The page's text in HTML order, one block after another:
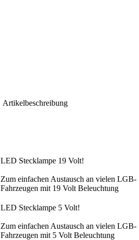
Artikelbeschreibung
LED Stecklampe 19 Volt!
Zum einfachen Austausch an vielen LGB-
Fahrzeugen mit 19 Volt Beleuchtung
LED Stecklampe 5 Volt!
Zum einfachen Austausch an vielen LGB-
Fahrzeugen mit 5 Volt Beleuchtung